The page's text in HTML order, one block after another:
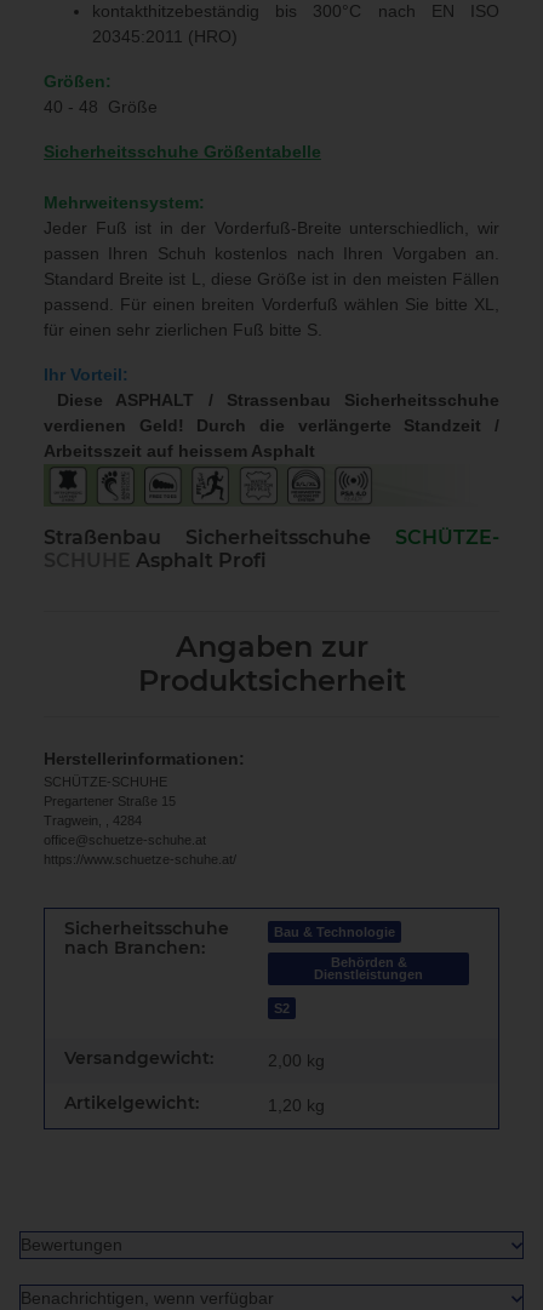
kontakthitzebeständig bis 300°C nach EN ISO
20345:2011 (HRO)
Größen:
40 - 48 Größe
Sicherheitsschuhe Größentabelle
Mehrweitensystem:
Jeder Fuß ist in der Vorderfuß-Breite unterschiedlich, wir
passen Ihren Schuh kostenlos nach Ihren Vorgaben an.
Standard Breite ist L, diese Größe ist in den meisten Fällen
passend. Für einen breiten Vorderfuß wählen Sie bitte XL,
für einen sehr zierlichen Fuß bitte S.
Ihr Vorteil:
Diese ASPHALT / Strassenbau Sicherheitsschuhe
verdienen Geld! Durch die verlängerte Standzeit /
Arbeitsszeit auf heissem Asphalt
Straßenbau Sicherheitsschuhe SCHÜTZE-
Asphalt Profi
Angaben zur
Produktsicherheit
Herstellerinformationen:
SCHÜTZE-SCHUHE
Pregartener Straße 15
Tragwein, , 4284
office@schuetze-schuhe.at
https://www.schuetze-schuhe.at/
Sicherheitsschuhe
nach Branchen:
Bau & Technologie
Behörden &
Dienstleistungen
S2
Versandgewicht: 2,00 kg
Artikelgewicht: 1,20 kg
Bewertungen
Benachrichtigen, wenn verfügbar